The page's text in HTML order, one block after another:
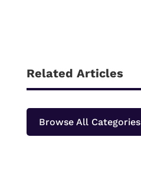
Related Articles
Browse All Categories